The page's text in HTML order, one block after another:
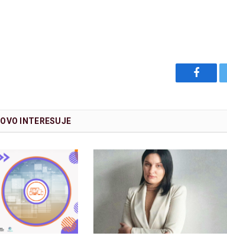
OVO INTERESUJE